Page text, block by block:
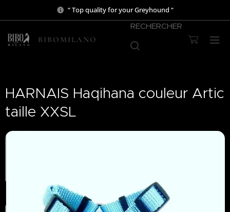
“ Top quality for your Greyhound “
BIBOMILANO
RECHERCHER
HARNAIS Haqihana couleur Artic
taille XXSL